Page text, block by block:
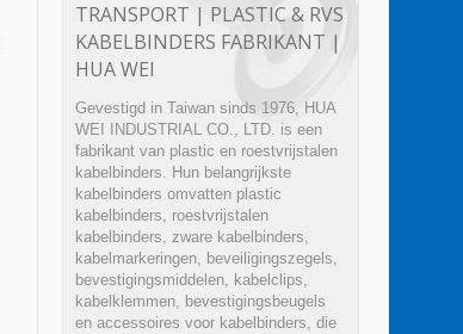
TRANSPORT | PLASTIC & RVS
KABELBINDERS FABRIKANT |
HUA WEI
Gevestigd in Taiwan sinds 1976, HUA
WEI INDUSTRIAL CO., LTD. is een
fabrikant van plastic en roestvrijstalen
kabelbinders. Hun belangrijkste
kabelbinders omvatten plastic
kabelbinders, roestvrijstalen
kabelbinders, zware kabelbinders,
kabelmarkeringen, beveiligingszegels,
bevestigingsmiddelen, kabelclips,
kabelklemmen, bevestigingsbeugels
en accessoires voor kabelbinders, die